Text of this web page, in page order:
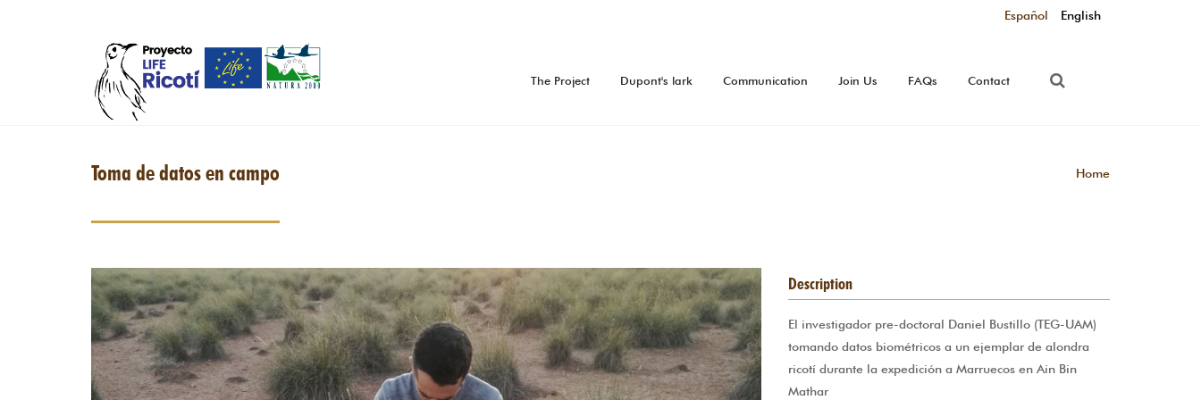
Español English
The Project Dupont's lark Communication Join Us FAQs Contact
Toma de datos en campo Home
marga_2.jpg
Description
El investigador pre-doctoral Daniel Bustillo (TEG-UAM)
tomando datos biométricos a un ejemplar de alondra
ricotí durante la expedición a Marruecos en Ain Bin
Mathar